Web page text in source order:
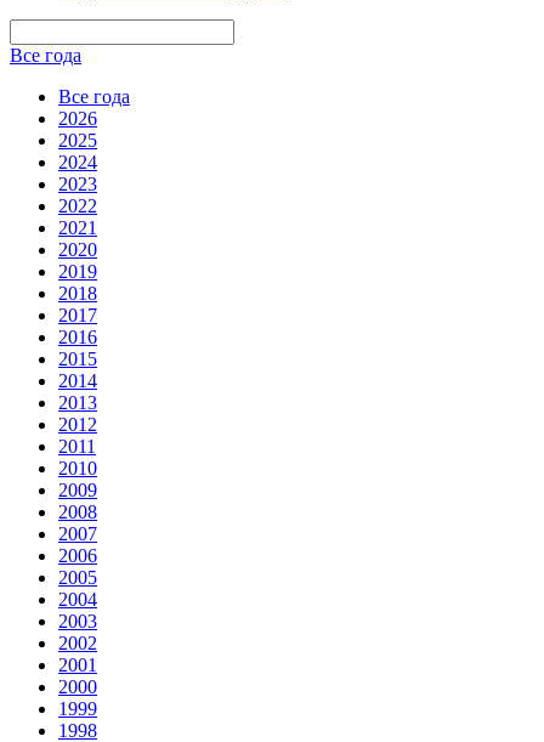
Все года
Все года
2026
2025
2024
2023
2022
2021
2020
2019
2018
2017
2016
2015
2014
2013
2012
2011
2010
2009
2008
2007
2006
2005
2004
2003
2002
2001
2000
1999
1998